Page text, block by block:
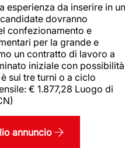
esperienza da inserire in un
dovranno
confezionamento e
per la grande e
un contratto di lavoro a
iniziale con possibilità
sui tre turni o a ciclo
€ 1.877,28 Luogo di
annuncio